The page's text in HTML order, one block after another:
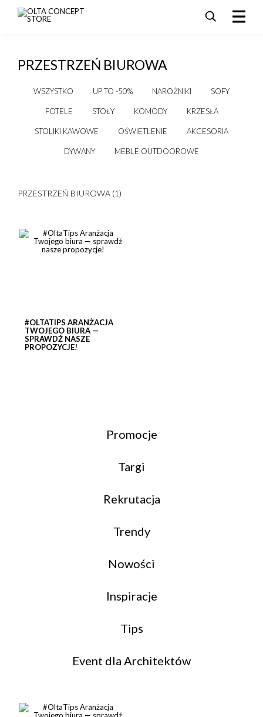
SALE
AKTUALNOŚCI I PROMOCJE
REALIZACJE
PRZESTRZEŃ BIUROWA
WSZYSTKO UP TO -50% NAROŻNIKI SOFY
FOTELE STOŁY KOMODY KRZESŁA
STOLIKI KAWOWE OŚWIETLENIE AKCESORIA
DYWANY MEBLE OUTDOOROWE
PRZESTRZEŃ BIUROWA (1)
#OLTATIPS ARANŻACJA
TWOJEGO BIURA —
SPRAWDŹ NASZE
PROPOZYCJE!
Promocje
Targi
Rekrutacja
Trendy
Nowości
Inspiracje
Tips
Event dla Architektów